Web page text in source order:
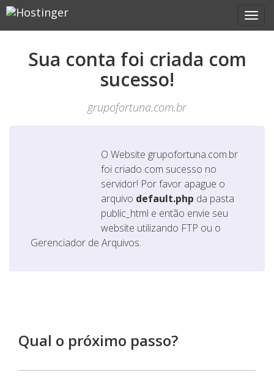
Sua conta foi criada com
sucesso!
grupofortuna.com.br
O Website grupofortuna.com.br
foi criado com sucesso no
servidor! Por favor apague o
arquivo default.php da pasta
public_html e então envie seu
website utilizando FTP ou o
Gerenciador de Arquivos.
Qual o próximo passo?